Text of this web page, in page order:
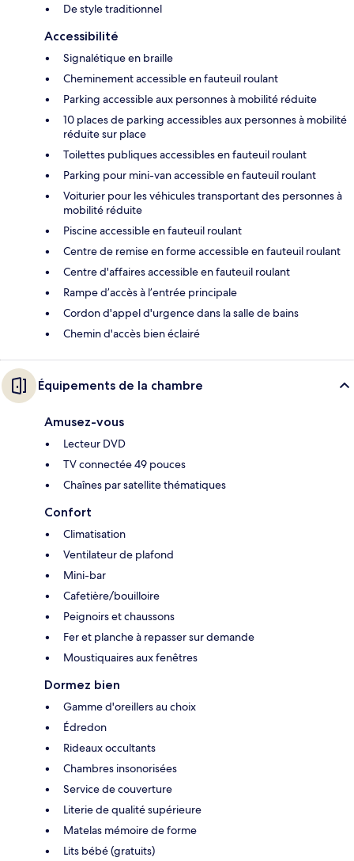
De style traditionnel
Accessibilité
Signalétique en braille
Cheminement accessible en fauteuil roulant
Parking accessible aux personnes à mobilité réduite
10 places de parking accessibles aux personnes à mobilité
réduite sur place
Toilettes publiques accessibles en fauteuil roulant
Parking pour mini-van accessible en fauteuil roulant
Voiturier pour les véhicules transportant des personnes à
mobilité réduite
Piscine accessible en fauteuil roulant
Centre de remise en forme accessible en fauteuil roulant
Centre d'affaires accessible en fauteuil roulant
Rampe d’accès à l’entrée principale
Cordon d'appel d'urgence dans la salle de bains
Chemin d'accès bien éclairé
Équipements de la chambre
Amusez-vous
Lecteur DVD
TV connectée 49 pouces
Chaînes par satellite thématiques
Confort
Climatisation
Ventilateur de plafond
Mini-bar
Cafetière/bouilloire
Peignoirs et chaussons
Fer et planche à repasser sur demande
Moustiquaires aux fenêtres
Dormez bien
Gamme d'oreillers au choix
Édredon
Rideaux occultants
Chambres insonorisées
Service de couverture
Literie de qualité supérieure
Matelas mémoire de forme
Lits bébé (gratuits)